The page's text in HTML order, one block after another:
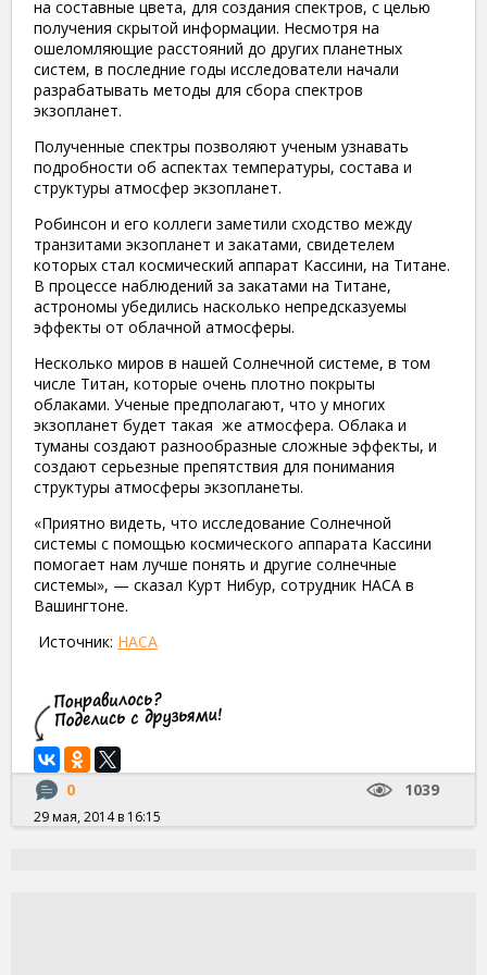
на составные цвета, для создания спектров, с целью
получения скрытой информации. Несмотря на
ошеломляющие расстояний до других планетных
систем, в последние годы исследователи начали
разрабатывать методы для сбора спектров
экзопланет.
Полученные спектры позволяют ученым узнавать
подробности об аспектах температуры, состава и
структуры атмосфер экзопланет.
Робинсон и его коллеги заметили сходство между
транзитами экзопланет и закатами, свидетелем
которых стал космический аппарат Кассини, на Титане.
В процессе наблюдений за закатами на Титане,
астрономы убедились насколько непредсказуемы
эффекты от облачной атмосферы.
Несколько миров в нашей Солнечной системе, в том
числе Титан, которые очень плотно покрыты
облаками. Ученые предполагают, что у многих
экзопланет будет такая же атмосфера. Облака и
туманы создают разнообразные сложные эффекты, и
создают серьезные препятствия для понимания
структуры атмосферы экзопланеты.
«Приятно видеть, что исследование Солнечной
системы с помощью космического аппарата Кассини
помогает нам лучше понять и другие солнечные
системы», — сказал Курт Нибур, сотрудник НАСА в
Вашингтоне.
Источник: НАСА
0 1039
29 мая, 2014 в 16:15